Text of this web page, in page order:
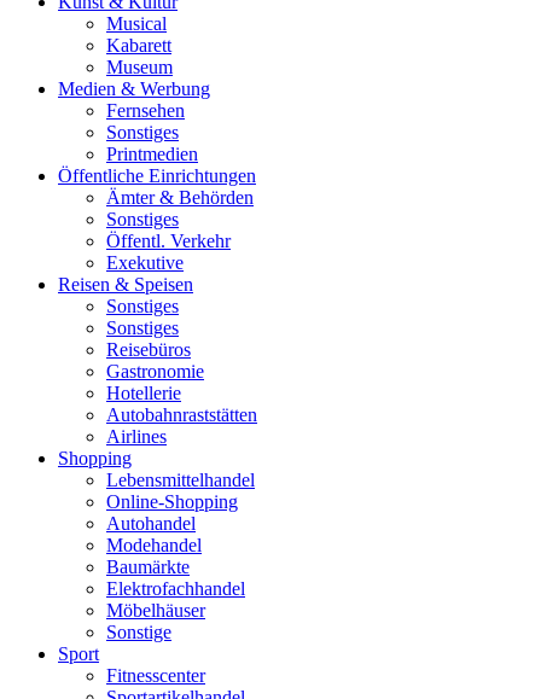
Musical
Kabarett
Museum
Medien & Werbung
Fernsehen
Sonstiges
Printmedien
Öffentliche Einrichtungen
Ämter & Behörden
Sonstiges
Öffentl. Verkehr
Exekutive
Reisen & Speisen
Sonstiges
Sonstiges
Reisebüros
Gastronomie
Hotellerie
Autobahnraststätten
Airlines
Shopping
Lebensmittelhandel
Online-Shopping
Autohandel
Modehandel
Baumärkte
Elektrofachhandel
Möbelhäuser
Sonstige
Sport
Fitnesscenter